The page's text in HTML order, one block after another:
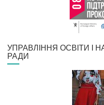
УПРАВЛІННЯ ОСВІТИ І
РАДИ